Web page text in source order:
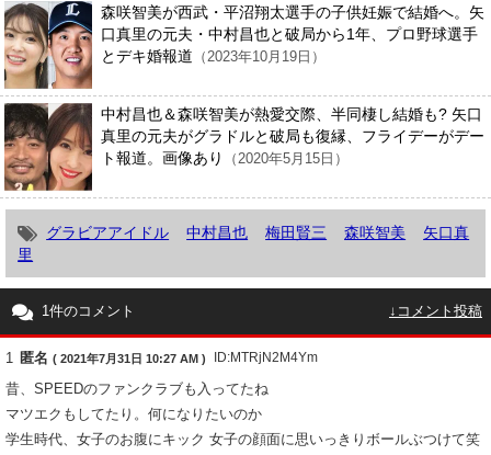
森咲智美が西武・平沼翔太選手の子供妊娠で結婚へ。矢
口真里の元夫・中村昌也と破局から1年、プロ野球選手
とデキ婚報道 （2023年10月19日）
中村昌也＆森咲智美が熱愛交際、半同棲し結婚も? 矢口
真里の元夫がグラドルと破局も復縁、フライデーがデー
ト報道。画像あり
（2020年5月15日）
グラビアアイドル 中村昌也 梅田賢三 森咲智美
矢口真
里
1件のコメント ↓コメント投稿
1 匿名 ( 2021年7月31日 10:27 AM ) ID:MTRjN2M4Ym
昔、SPEEDのファンクラブも入ってたね
マツエクもしてたり。何になりたいのか
学生時代、女子のお腹にキック 女子の顔面に思いっきりボールぶつけて笑